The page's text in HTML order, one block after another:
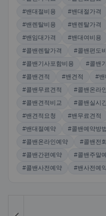
#밴대절비용
#밴대절가격
#밴렌탈비용
#밴렌탈가격
#밴임대가격
#밴대여비용
#콜밴렌탈가격
#콜밴편도
#콜밴기사포함비용
#콜밴
#콜밴견적
#밴견적 #밴
#콜밴무료견적
#콜밴온라
#콜밴견적비교
#콜밴실시
#밴견적요청
#밴무료견적
#밴대절예약
#콜밴예약방법
#콜밴온라인예약
#콜밴전
#콜밴간편예약
#콜밴주말
#콜밴사전예약
#밴사전예